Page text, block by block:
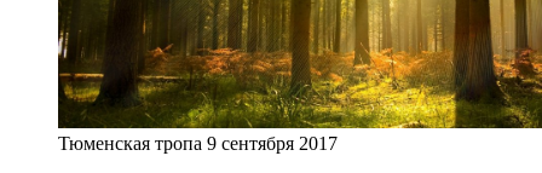
Тюменская тропа 9 сентября 2017